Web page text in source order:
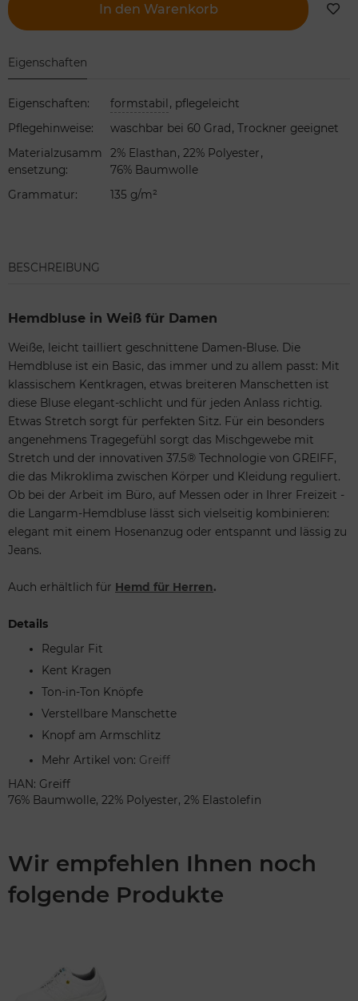
In den Warenkorb
Eigenschaften
Eigenschaften: formstabil , pflegeleicht
Pflegehinweise: waschbar bei 60 Grad , Trockner geeignet
Materialzusamm
ensetzung:
2% Elasthan, 22% Polyester,
76% Baumwolle
Grammatur: 135 g/m²
BESCHREIBUNG
Hemdbluse in Weiß für Damen
Weiße, leicht tailliert geschnittene Damen-Bluse. Die
Hemdbluse ist ein Basic, das immer und zu allem passt: Mit
klassischem Kentkragen, etwas breiteren Manschetten ist
diese Bluse elegant-schlicht und für jeden Anlass richtig.
Etwas Stretch sorgt für perfekten Sitz. Für ein besonders
angenehmens Tragegefühl sorgt das Mischgewebe mit
Stretch und der innovativen 37.5® Technologie von GREIFF,
die das Mikroklima zwischen Körper und Kleidung reguliert.
Ob bei der Arbeit im Büro, auf Messen oder in Ihrer Freizeit -
die Langarm-Hemdbluse lässt sich vielseitig kombinieren:
elegant mit einem Hosenanzug oder entspannt und lässig zu
Jeans.
Auch erhältlich für Hemd für Herren.
Details
Regular Fit
Kent Kragen
Ton-in-Ton Knöpfe
Verstellbare Manschette
Knopf am Armschlitz
Mehr Artikel von: Greiff
HAN: Greiff
76% Baumwolle, 22% Polyester, 2% Elastolefin
Wir empfehlen Ihnen noch
folgende Produkte